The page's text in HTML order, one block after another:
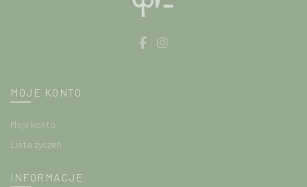
MOJE KONTO
Moje konto
Lista życzeń
INFORMACJE